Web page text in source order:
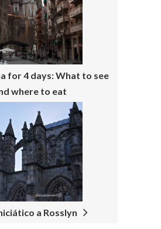
for 4 days: What to see
where to eat
a Rosslyn